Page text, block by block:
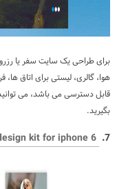
برای طراحی یک سایت سفر یا
هوا، گالری، لیستی برای اتاق
قابل دسترسی می باشد، می توانید
بگیرید.
7.
kit for iphone 6